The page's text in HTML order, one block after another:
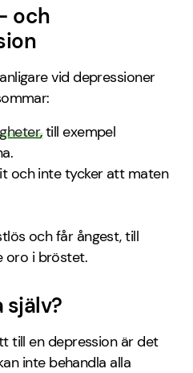
och
vid depressioner
, till exempel
och inte tycker att maten
och får ångest, till
oro i bröstet.
själv?
till en depression är det
inte behandla alla